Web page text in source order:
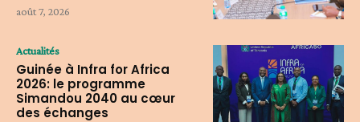
août 7, 2026
Actualités
Guinée à Infra for Africa
2026: le programme
Simandou 2040 au cœur
des échanges